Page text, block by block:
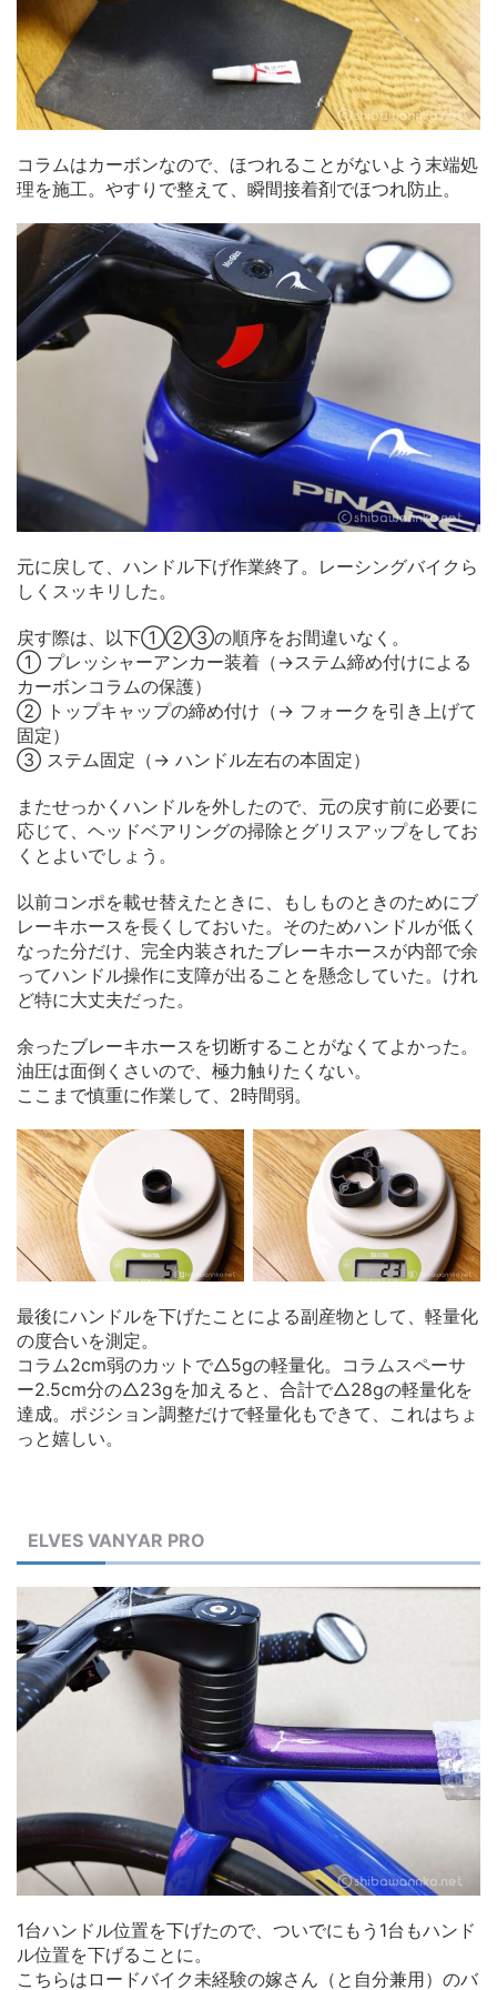
コラムはカーボンなので、ほつれることがないよう末端処
理を施工。やすりで整えて、瞬間接着剤でほつれ防止。
元に戻して、ハンドル下げ作業終了。レーシングバイクら
しくスッキリした。
戻す際は、以下①②➂の順序をお間違いなく。
① プレッシャーアンカー装着（→ステム締め付けによる
カーボンコラムの保護）
② トップキャップの締め付け（→ フォークを引き上げて
固定）
➂ ステム固定（→ ハンドル左右の本固定）
またせっかくハンドルを外したので、元の戻す前に必要に
応じて、ヘッドベアリングの掃除とグリスアップをしてお
くとよいでしょう。
以前コンポを載せ替えたときに、もしものときのためにブ
レーキホースを長くしておいた。そのためハンドルが低く
なった分だけ、完全内装されたブレーキホースが内部で余
ってハンドル操作に支障が出ることを懸念していた。けれ
ど特に大丈夫だった。
余ったブレーキホースを切断することがなくてよかった。
油圧は面倒くさいので、極力触りたくない。
ここまで慎重に作業して、2時間弱。
最後にハンドルを下げたことによる副産物として、軽量化
の度合いを測定。
コラム2cm弱のカットで△5gの軽量化。コラムスペーサ
ー2.5cm分の△23gを加えると、合計で△28gの軽量化を
達成。ポジション調整だけで軽量化もできて、これはちょ
っと嬉しい。
ELVES VANYAR PRO
1台ハンドル位置を下げたので、ついでにもう1台もハンド
ル位置を下げることに。
こちらはロードバイク未経験の嫁さん（と自分兼用）のバ